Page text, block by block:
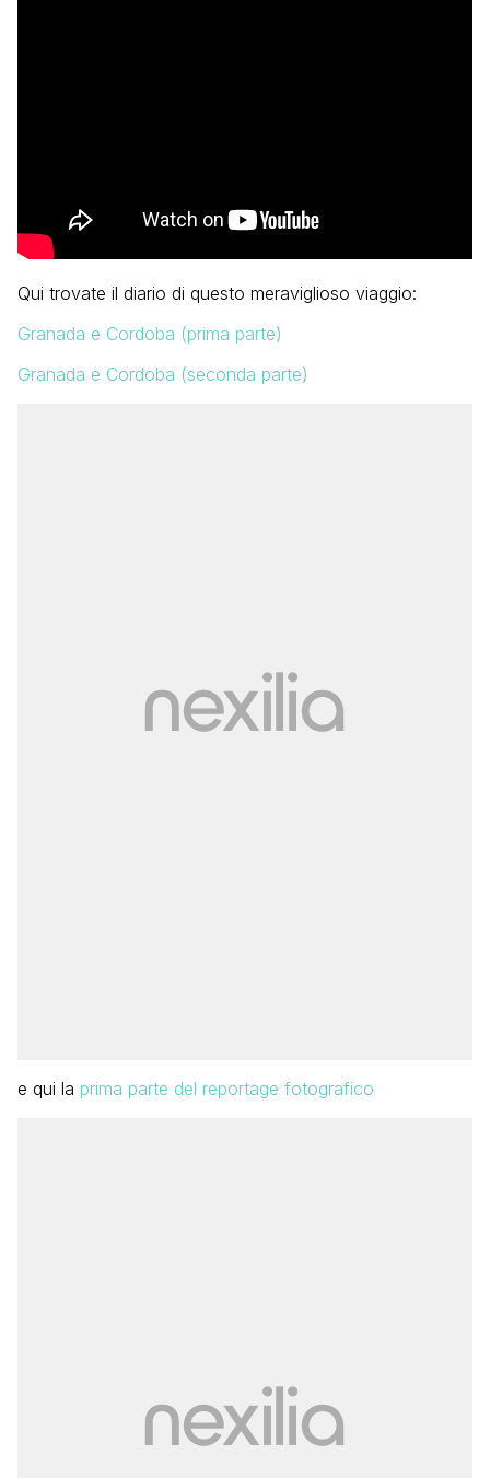
Qui trovate il diario di questo meraviglioso viaggio:
Granada e Cordoba (prima parte)
Granada e Cordoba (seconda parte)
e qui la prima parte del reportage fotografico